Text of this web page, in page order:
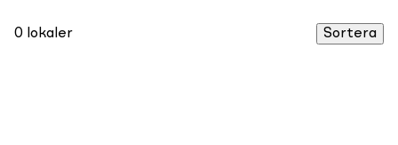
0 lokaler Sortera